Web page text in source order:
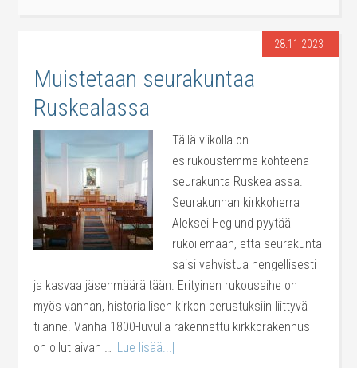
28.11.2023
Muistetaan seurakuntaa
Ruskealassa
Tällä viikolla on
esirukoustemme kohteena
seurakunta Ruskealassa.
Seurakunnan kirkkoherra
Aleksei Heglund pyytää
rukoilemaan, että seurakunta
saisi vahvistua hengellisesti
ja kasvaa jäsenmäärältään. Erityinen rukousaihe on
myös vanhan, historiallisen kirkon perustuksiin liittyvä
tilanne. Vanha 1800-luvulla rakennettu kirkkorakennus
on ollut aivan … [Lue lisää...]